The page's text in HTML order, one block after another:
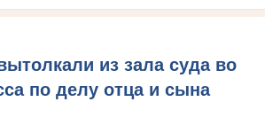
из зала суда во
по делу отца и сына